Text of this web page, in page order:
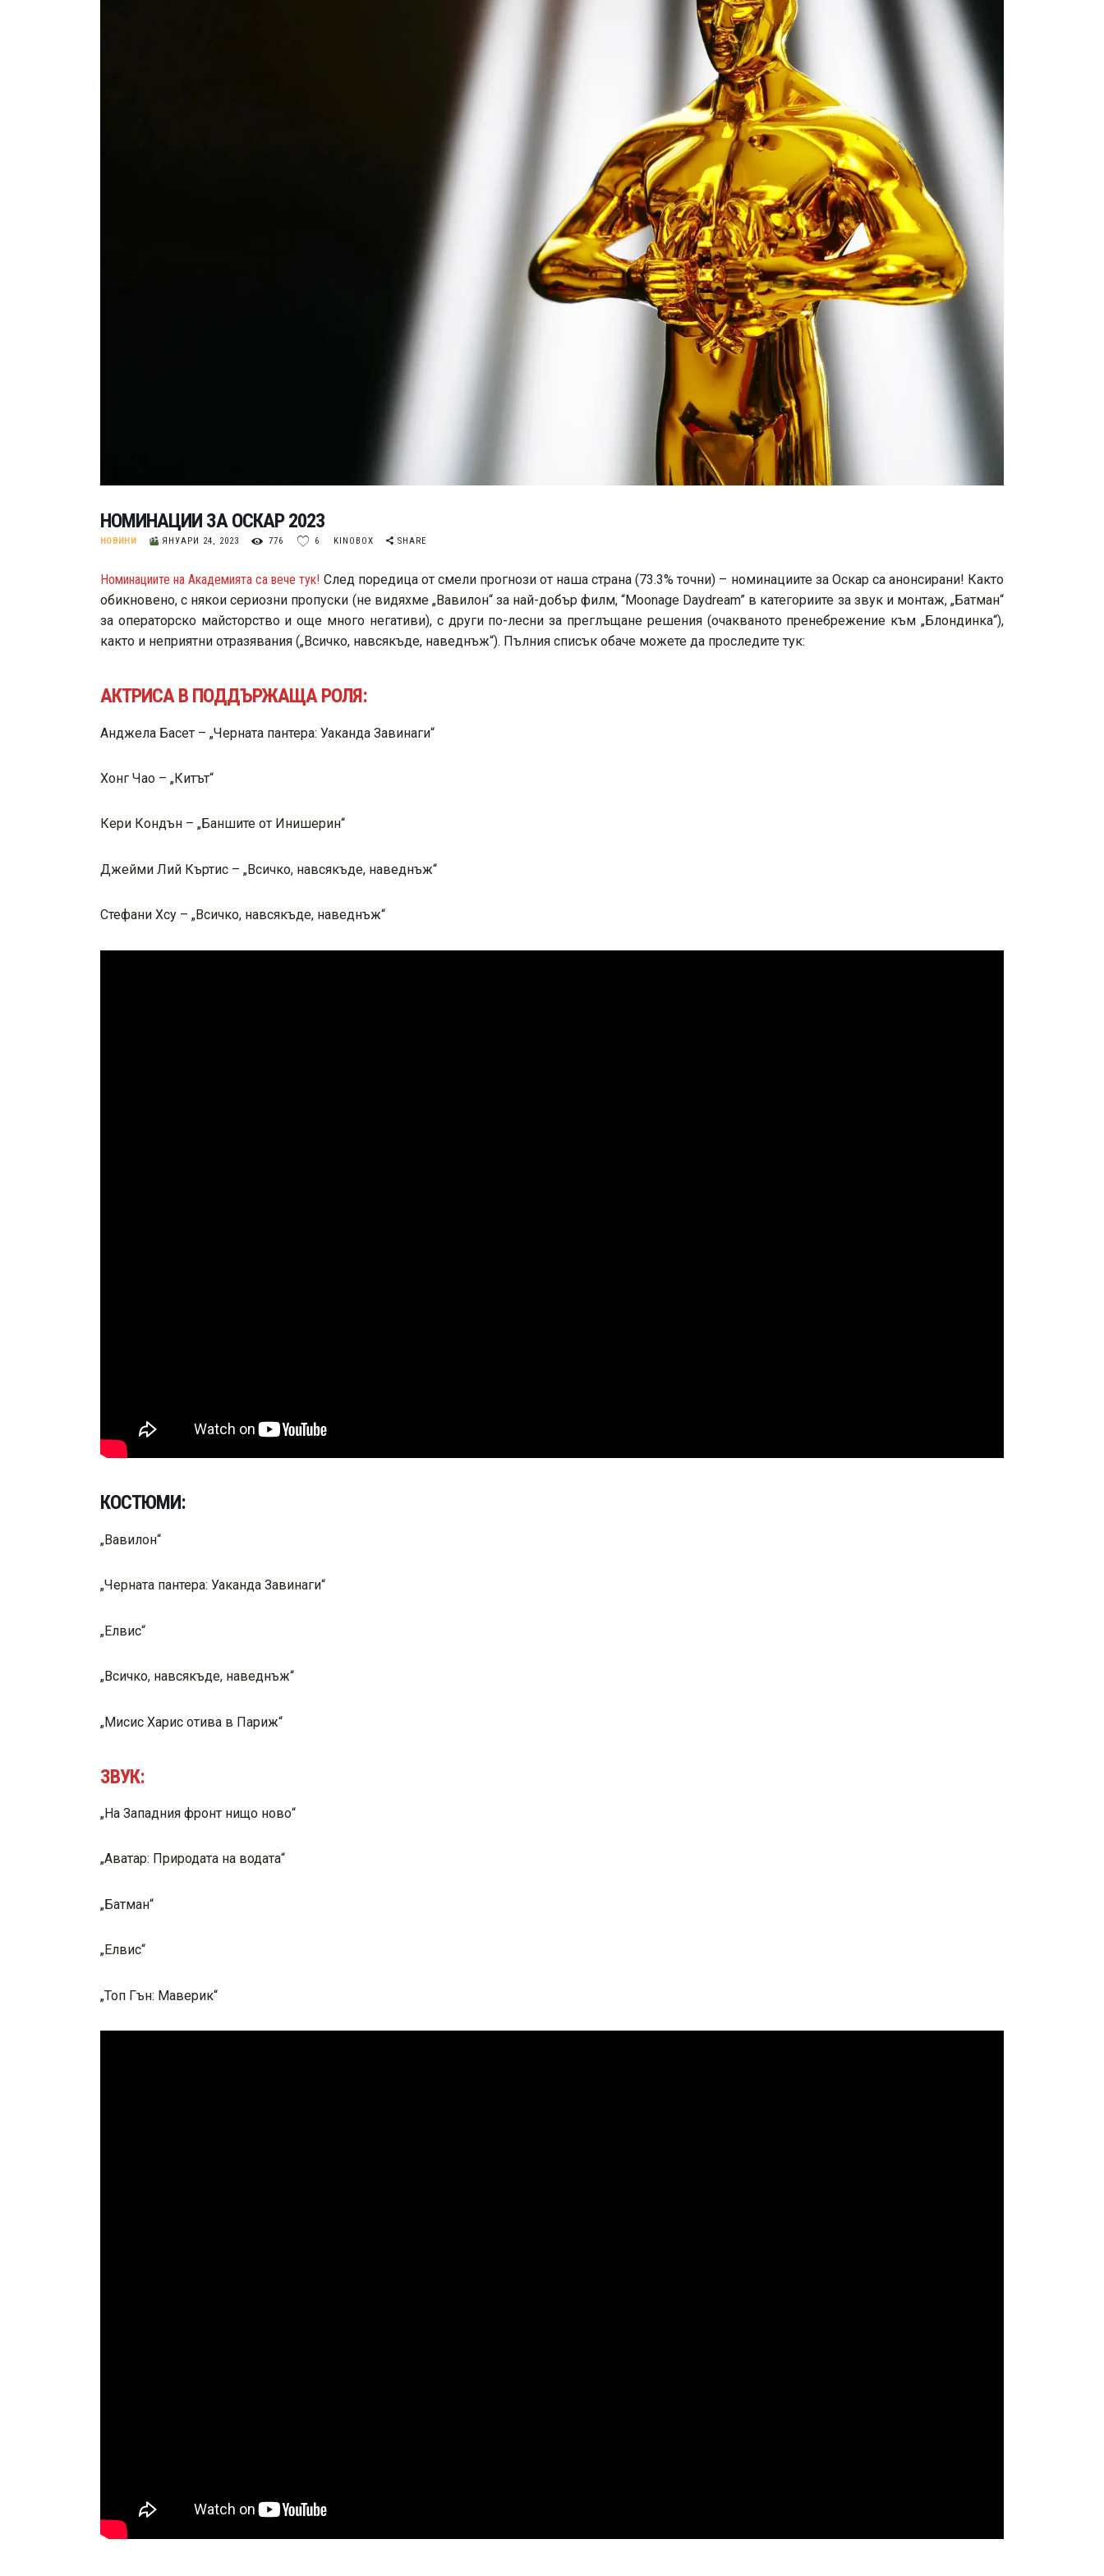
НОМИНАЦИИ ЗА ОСКАР 2023
НОВИНИ ЯНУАРИ 24, 2023 776 6 KINOBOX SHARE
Номинациите на Академията са вече тук! След поредица от смели прогнози от наша страна (73.3% точни) – номинациите за Оскар са анонсирани! Както
обикновено, с някои сериозни пропуски (не видяхме „Вавилон“ за най-добър филм, “Moonage Daydream” в категориите за звук и монтаж, „Батман“
за операторско майсторство и още много негативи), с други по-лесни за преглъщане решения (очакваното пренебрежение към „Блондинка“),
както и неприятни отразявания („Всичко, навсякъде, наведнъж“). Пълния списък обаче можете да проследите тук:
АКТРИСА В ПОДДЪРЖАЩА РОЛЯ:
Анджела Басет – „Черната пантера: Уаканда Завинаги“
Хонг Чао – „Китът“
Кери Кондън – „Баншите от Инишерин“
Джейми Лий Къртис – „Всичко, навсякъде, наведнъж“
Стефани Хсу – „Всичко, навсякъде, наведнъж“
КОСТЮМИ:
„Вавилон“
„Черната пантера: Уаканда Завинаги“
„Елвис“
„Всичко, навсякъде, наведнъж“
„Мисис Харис отива в Париж“
ЗВУК:
„На Западния фронт нищо ново“
„Аватар: Природата на водата“
„Батман“
„Елвис“
„Топ Гън: Маверик“